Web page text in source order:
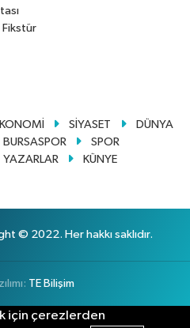
Fikstür
SİYASET
DÜNYA
BURSASPOR
SPOR
YAZARLAR KÜNYE
© 2022. Her hakkı saklıdır.
TE Bilişim
için çerezlerden